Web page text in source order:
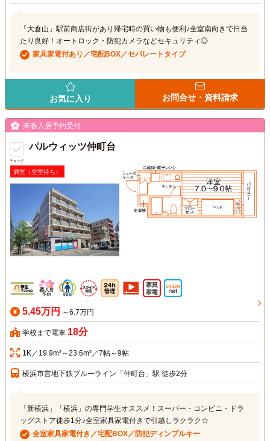
「大倉山」駅前商店街があり帰宅時の買い物も便利♪全室南向きで日当
たり良好！オートロック・防犯カメラなどセキュリティ◎
家具家電付あり／宅配BOX／セパレートタイプ
お気に入り お問合せ・資料請求
チェック
来春入居予約受付
パルウィッツ仲町台
満室（空室待ち）
5.45万円 ～6.7万円
学校まで電車 18分
1K／19.9m²～23.6m²／7帖～9帖
横浜市営地下鉄ブルーライン「仲町台」駅 徒歩2分
「新横浜」「横浜」の専門学生オススメ！スーパー・コンビニ・ドラ
ッグストア徒歩1分♪全室家具家電付きで引越しラクラク☆
全室家具家電付き／宅配BOX／防犯ディンプルキー